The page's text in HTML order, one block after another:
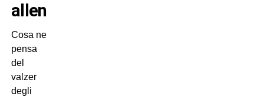
allenatori
Cosa ne
pensa
del
valzer
degli